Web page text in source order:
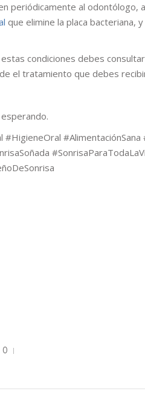
periódicamente al odontólogo,
que elimine la placa bacteriana,
condiciones debes
el tratamiento que debes
0